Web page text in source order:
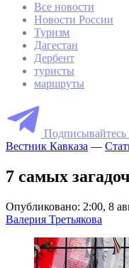
Все новости
Новости России
Туризм
Дагестан
Дербент
туристы
маршруты
Подписывайтесь
Вестник Кавказа —
7 самых
Опубликовано: 2:00, 8
Валерия Третьякова